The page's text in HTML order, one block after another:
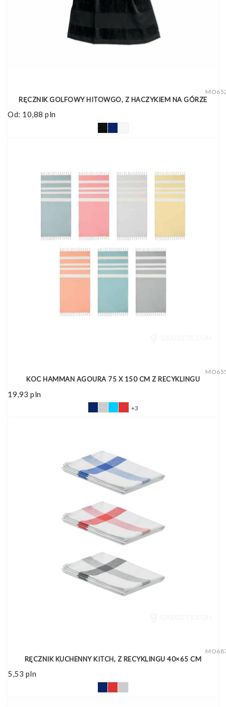
RĘCZNIK GOLFOWY HITOWGO, Z HACZYKIEM NA GÓRZE
Od: 10,88 pln
KOC HAMMAN AGOURA 75 X 150 CM Z RECYKLINGU
19,93 pln
+3
RĘCZNIK KUCHENNY KITCH, Z RECYKLINGU 40×65 CM
5,53 pln